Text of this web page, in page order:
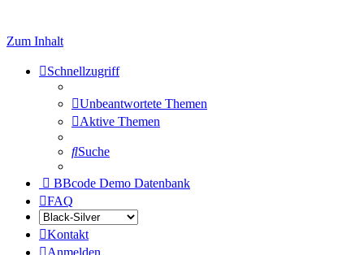
Zum Inhalt
Schnellzugriff
Unbeantwortete Themen
Aktive Themen
Suche
BBcode Demo Datenbank
FAQ
Kontakt
Anmelden